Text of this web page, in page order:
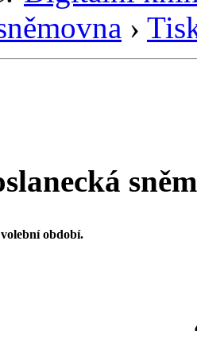
›
období.